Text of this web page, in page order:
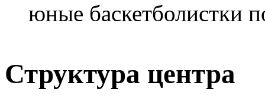
юные баскетболистки
Структура центра